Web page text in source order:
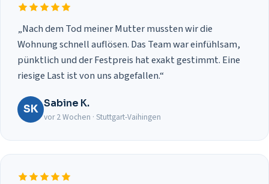
„Nach dem Tod meiner Mutter mussten wir die
Wohnung schnell auflösen. Das Team war einfühlsam,
pünktlich und der Festpreis hat exakt gestimmt. Eine
riesige Last ist von uns abgefallen.“
SK Sabine K.
vor 2 Wochen · Stuttgart-Vaihingen